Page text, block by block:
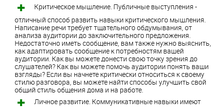
Критическое мышление. Публичные выступления -
отличный способ развить навыки критического мышления.
Написание речи требует тщательного обдумывания, от
анализа аудитории до заключительного предложения.
Недостаточно иметь сообщение, вам также нужно выяснить,
как адаптировать сообщение к потребностям вашей
аудитории. Как вы можете донести свою точку зрения до
слушателей? Как вы можете помочь аудитории понять ваши
взгляды? Если вы начнете критически относиться к своему
стилю разговора, вы можете найти способы улучшить свой
общий стиль общения дома и на работе.
Личное развитие. Коммуникативные навыки имеют